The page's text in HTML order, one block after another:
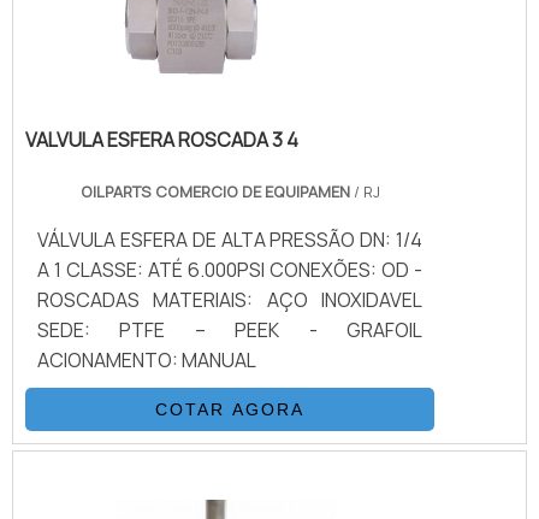
VALVULA ESFERA ROSCADA 3 4
OILPARTS COMERCIO DE EQUIPAMEN/ RJ
VÁLVULA ESFERA DE ALTA PRESSÃO DN: 1/4
A 1 CLASSE: ATÉ 6.000PSI CONEXÕES: OD -
ROSCADAS MATERIAIS: AÇO INOXIDAVEL
SEDE: PTFE – PEEK - GRAFOIL
ACIONAMENTO: MANUAL
COTAR AGORA